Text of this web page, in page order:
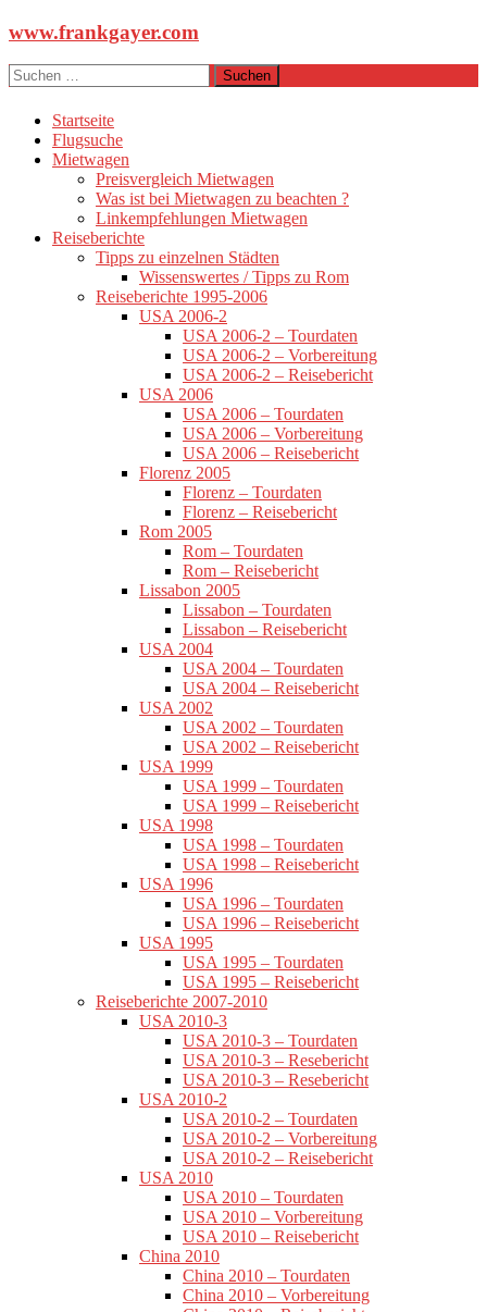
Zum
springen
www.frankgayer.com
Suchen
nach:
Startseite
Flugsuche
Mietwagen
Preisvergleich Mietwagen
Was ist bei Mietwagen zu beachten ?
Linkempfehlungen Mietwagen
Reiseberichte
Tipps zu einzelnen Städten
Wissenswertes / Tipps zu Rom
Reiseberichte 1995-2006
USA 2006-2
USA 2006-2 – Tourdaten
USA 2006-2 – Vorbereitung
USA 2006-2 – Reisebericht
USA 2006
USA 2006 – Tourdaten
USA 2006 – Vorbereitung
USA 2006 – Reisebericht
Florenz 2005
Florenz – Tourdaten
Florenz – Reisebericht
Rom 2005
Rom – Tourdaten
Rom – Reisebericht
Lissabon 2005
Lissabon – Tourdaten
Lissabon – Reisebericht
USA 2004
USA 2004 – Tourdaten
USA 2004 – Reisebericht
USA 2002
USA 2002 – Tourdaten
USA 2002 – Reisebericht
USA 1999
USA 1999 – Tourdaten
USA 1999 – Reisebericht
USA 1998
USA 1998 – Tourdaten
USA 1998 – Reisebericht
USA 1996
USA 1996 – Tourdaten
USA 1996 – Reisebericht
USA 1995
USA 1995 – Tourdaten
USA 1995 – Reisebericht
Reiseberichte 2007-2010
USA 2010-3
USA 2010-3 – Tourdaten
USA 2010-3 – Resebericht
USA 2010-3 – Resebericht
USA 2010-2
USA 2010-2 – Tourdaten
USA 2010-2 – Vorbereitung
USA 2010-2 – Reisebericht
USA 2010
USA 2010 – Tourdaten
USA 2010 – Vorbereitung
USA 2010 – Reisebericht
China 2010
China 2010 – Tourdaten
China 2010 – Vorbereitung